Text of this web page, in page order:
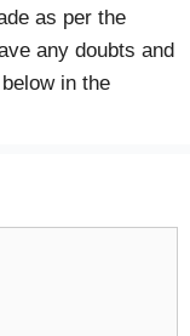
as per the
any doubts and
in the